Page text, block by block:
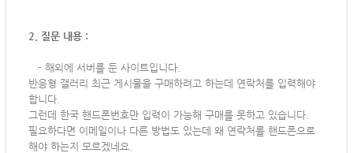
2. 질문 내용 :
- 해외에 서버를 둔 사이트입니다.
반응형 갤러리 최근 게시물을 구매하려고 하는데 연락처를 입력해야
합니다.
그런데 한국 핸드폰번호만 입력이 가능해 구매를 못하고 있습니다.
필요하다면 이메일이나 다른 방법도 있는데 왜 연락처를 핸드폰으로
해야 하는지 모르겠네요.